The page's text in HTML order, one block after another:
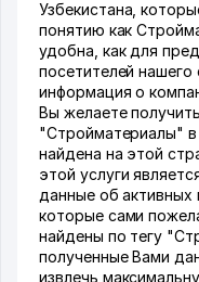
Узбекистана,
понятию как
удобна, как для
посетителей нашего
информация о
Вы желаете
"Стройматериалы"
найдена на этой
этой услуги
данные об активных
которые сами
найдены по тегу
полученные Вами
извлечь